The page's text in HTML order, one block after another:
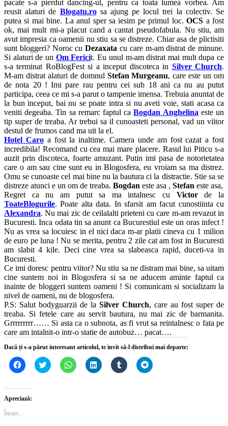
pacate s-a pierdut dancing-ul, pentru ca toata lumea vorbea. Am
reusit alaturi de Blogatu.rosa ajung pe locul trei la colectiv. Se
putea si mai bine. La anul sper sa iesim pe primul loc.OCS a fost
ok, mai mult mi-a placut cand a cantat pseudofabula. Nu stiu, am
avut impresia ca oamenii nu stiu sa se distreze. Chiar asa de plictisiti
sunt bloggeri? Noroc cuDezaxata cu care m-am distrat de minune.
Si alaturi de un Om Fericit. Eu unul m-am distrat mai mult dupa ce
s-a terminat RoBlogFest si a inceput discoteca in Silver Church.
M-am distrat alaturi de domnul Stefan Murgeanu, care este un om
de nota 20 ! Imi pare rau pentru cei sub 18 ani ca nu au putut
participa, ceea ce mi s-a parut o tampenie imensa. Trebuia anuntat de
la bun inceput, bai nu se poate intra si nu aveti voie, stati acasa ca
veniti degeaba. Tin sa remarc faptul caBogdan Anghelina este un
tip super de treaba. Ar trebui sa il cunoasteti personal, vad un viitor
destul de frumos cand ma uit la el.
Hotel Caroa fost la inaltime. Camera unde am fost cazat a fost
incredibila! Recomand cu cea mai mare placere. Rasul lui Piticu s-a
auzit prin discoteca, foarte amuzant. Putin imi pasa de notorietatea
care o am sau cine sunt eu in Blogosfera, eu vroiam sa ma distrez.
Omu se cunoaste cel mai bine nu la bautura ci la distractie. Stie sa se
distreze atunci e un om de treaba. Bogdan este asa , Stefan este asa,
Regret ca nu am putut sa ma intalnesc cu Victorde la
ToateBlogurile. Poate alta data. In sfarsit am facut cunostiinta cu
Alexandra. Nu mai zic de ceilalalti prieteni cu care m-am revazut in
Bucuresti. Inca odata tin sa anunt ca Bucurestiul este un oras infect !
Nu as vrea sa locuiesc in el nici daca m-ar platii cineva cu 1 milion
de euro pe luna ! Nu se merita, pentru 2 zile cat am fost in Bucuresti
am slabit 4 kile. Deci cine vrea sa slabeasca rapid, duceti-va in
Bucuresti.
Ce imi doresc pentru viitor? Nu stiu sa ne distram mai bine, sa uitam
cine suntem noi in Blogosfera si sa ne aducem aminte faptul ca
inainte de bloggeri suntem oameni ! Si comunicam si socializam la
nivel de oameni, nu de blogosfera.
P.S: Salut bodyguarzii de la Silver Church, care au fost super de
treaba. Si fetele care au servit bautura, nu mai zic de barmanita.
Grrrrrrrrr…… Si asta ca o subnota, as fi vrut sa reintalnesc o fata pe
care am intalnit-o intr-o statie de autobuz… pacat….
Dacă ți s-a părut interesant articolul, te invit să-l distribui mai departe:
Dă
clic
partaja
pe
Facebook(Se
într-
Dă
clic
Dă
clic
Dă
clic
Dă
clic
Dă
clic
Apreciază:
Încarc...